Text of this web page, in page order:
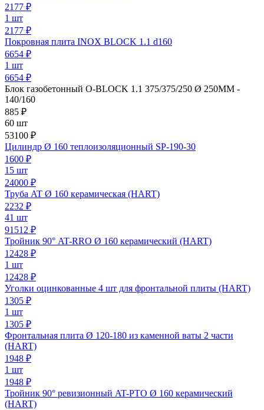
2177 ₽
1 шт
2177 ₽
Покровная плита INOX BLOCK 1.1 d160
6654 ₽
1 шт
6654 ₽
Блок газобетонный O-BLOCK 1.1 375/375/250 Ø 250ММ -
140/160
885 ₽
60 шт
53100 ₽
Цилиндр Ø 160 теплоизоляционный SP-190-30
1600 ₽
15 шт
24000 ₽
Труба AT Ø 160 керамическая (HART)
2232 ₽
41 шт
91512 ₽
Тройник 90° AT-RRO Ø 160 керамический (HART)
12428 ₽
1 шт
12428 ₽
Уголки оцинкованные 4 шт для фронтальной плиты (HART)
1305 ₽
1 шт
1305 ₽
Фронтальная плита Ø 120-180 из каменной ваты 2 части
(HART)
1948 ₽
1 шт
1948 ₽
Тройник 90° ревизионный AT-PTO Ø 160 керамический
(HART)